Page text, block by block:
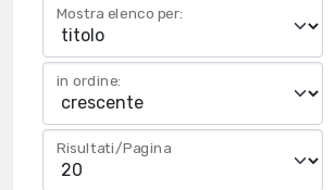
Mostra elenco per:
in ordine:
Risultati/Pagina